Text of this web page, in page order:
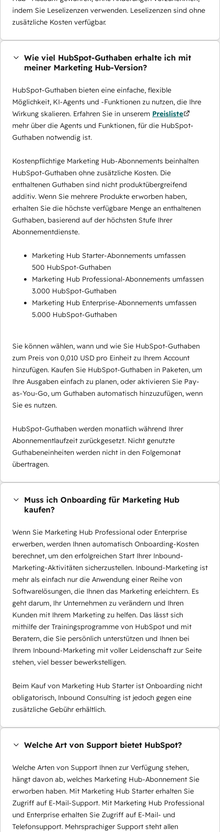
indem Sie Leselizenzen verwenden. Leselizenzen sind ohne
zusätzliche Kosten verfügbar.
Wie viel HubSpot-Guthaben erhalte ich mit
meiner Marketing Hub-Version?
HubSpot-Guthaben bieten eine einfache, flexible
Möglichkeit, KI-Agents und -Funktionen zu nutzen, die Ihre
Wirkung skalieren. Erfahren Sie in unserem Preisliste
mehr über die Agents und Funktionen, für die HubSpot-
Guthaben notwendig ist.
Kostenpflichtige Marketing Hub-Abonnements beinhalten
HubSpot-Guthaben ohne zusätzliche Kosten. Die
enthaltenen Guthaben sind nicht produktübergreifend
additiv. Wenn Sie mehrere Produkte erworben haben,
erhalten Sie die höchste verfügbare Menge an enthaltenen
Guthaben, basierend auf der höchsten Stufe Ihrer
Abonnementdienste.
Marketing Hub Starter-Abonnements umfassen
500 HubSpot-Guthaben
Marketing Hub Professional-Abonnements umfassen
3.000 HubSpot-Guthaben
Marketing Hub Enterprise-Abonnements umfassen
5.000 HubSpot-Guthaben
Sie können wählen, wann und wie Sie HubSpot-Guthaben
zum Preis von 0,010 USD pro Einheit zu Ihrem Account
hinzufügen. Kaufen Sie HubSpot-Guthaben in Paketen, um
Ihre Ausgaben einfach zu planen, oder aktivieren Sie Pay-
as-You-Go, um Guthaben automatisch hinzuzufügen, wenn
Sie es nutzen.
HubSpot-Guthaben werden monatlich während Ihrer
Abonnementlaufzeit zurückgesetzt. Nicht genutzte
Guthabeneinheiten werden nicht in den Folgemonat
übertragen.
Muss ich Onboarding für Marketing Hub
kaufen?
Wenn Sie Marketing Hub Professional oder Enterprise
erwerben, werden Ihnen automatisch Onboarding-Kosten
berechnet, um den erfolgreichen Start Ihrer Inbound-
Marketing-Aktivitäten sicherzustellen. Inbound-Marketing ist
mehr als einfach nur die Anwendung einer Reihe von
Softwarelösungen, die Ihnen das Marketing erleichtern. Es
geht darum, Ihr Unternehmen zu verändern und Ihren
Kunden mit Ihrem Marketing zu helfen. Das lässt sich
mithilfe der Trainingsprogramme von HubSpot und mit
Beratern, die Sie persönlich unterstützen und Ihnen bei
Ihrem Inbound-Marketing mit voller Leidenschaft zur Seite
stehen, viel besser bewerkstelligen.
Beim Kauf von Marketing Hub Starter ist Onboarding nicht
obligatorisch, Inbound Consulting ist jedoch gegen eine
zusätzliche Gebühr erhältlich.
Welche Art von Support bietet HubSpot?
Welche Arten von Support Ihnen zur Verfügung stehen,
hängt davon ab, welches Marketing Hub-Abonnement Sie
erworben haben. Mit Marketing Hub Starter erhalten Sie
Zugriff auf E-Mail-Support. Mit Marketing Hub Professional
und Enterprise erhalten Sie Zugriff auf E-Mail- und
Telefonsupport. Mehrsprachiger Support steht allen